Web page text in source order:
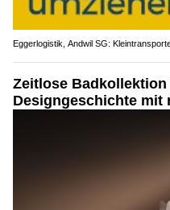
Eggerlogistik, Andwil SG:
Zeitlose
Designgeschichte mit